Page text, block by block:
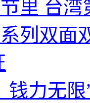
里 台
列双面
钱力无